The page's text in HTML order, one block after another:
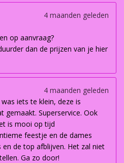
4 maanden geleden
op aanvraag?
dan de prijzen van je hier
4 maanden geleden
iets te klein, deze is
gemaakt. Superservice. Ook
is mooi op tijd
feestje en de dames
de top afblijven. Het zal niet
Ga zo door!